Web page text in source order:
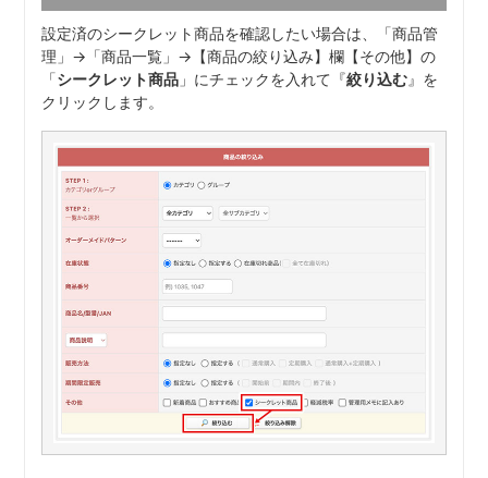
設定済のシークレット商品を確認したい場合は、「商品管
理」→「商品一覧」→【商品の絞り込み】欄【その他】の
「シークレット商品 」にチェックを入れて『絞り込む』を
クリックします。